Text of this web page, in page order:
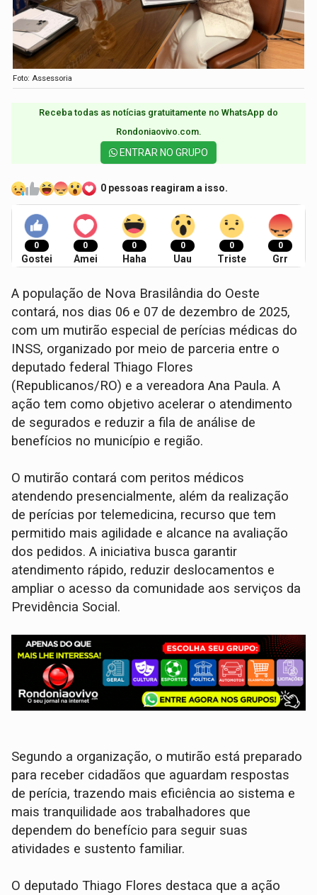
Foto: Assessoria
Receba todas as notícias gratuitamente no WhatsApp do
Rondoniaovivo.com.​
ENTRAR NO GRUPO
0 pessoas reagiram a isso.
0
Gostei
0
Amei
0
Haha
0
Uau
0
Triste
0
Grr
A população de Nova Brasilândia do Oeste
contará, nos dias 06 e 07 de dezembro de 2025,
com um mutirão especial de perícias médicas do
INSS, organizado por meio de parceria entre o
deputado federal Thiago Flores
(Republicanos/RO) e a vereadora Ana Paula. A
ação tem como objetivo acelerar o atendimento
de segurados e reduzir a fila de análise de
benefícios no município e região.
O mutirão contará com peritos médicos
atendendo presencialmente, além da realização
de perícias por telemedicina, recurso que tem
permitido mais agilidade e alcance na avaliação
dos pedidos. A iniciativa busca garantir
atendimento rápido, reduzir deslocamentos e
ampliar o acesso da comunidade aos serviços da
Previdência Social.
Segundo a organização, o mutirão está preparado
para receber cidadãos que aguardam respostas
de perícia, trazendo mais eficiência ao sistema e
mais tranquilidade aos trabalhadores que
dependem do benefício para seguir suas
atividades e sustento familiar.
O deputado Thiago Flores destaca que a ação